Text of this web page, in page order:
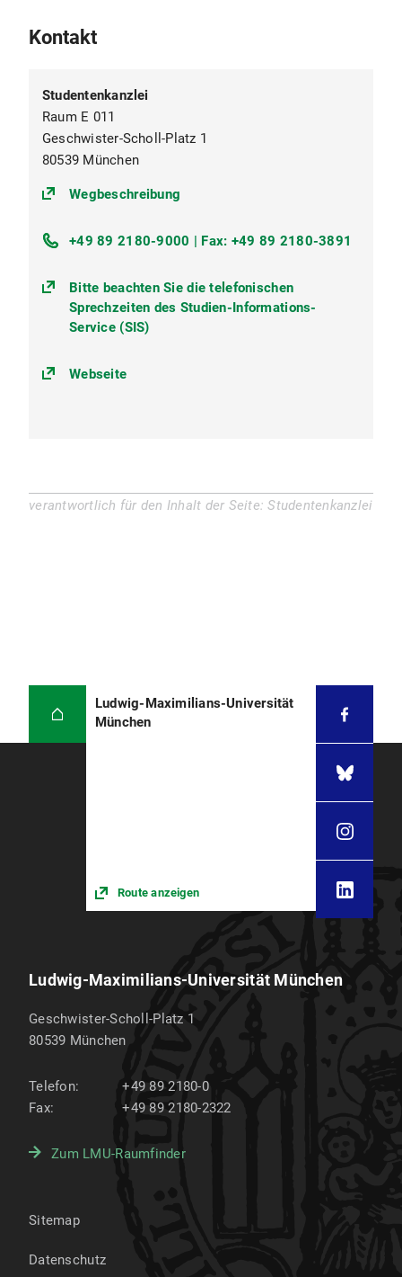
Kontakt
Studentenkanzlei
Raum E 011
Geschwister-Scholl-Platz 1
80539 München
Wegbeschreibung
+49 89 2180-9000 | Fax: +49 89 2180-3891
Bitte beachten Sie die telefonischen
Sprechzeiten des Studien-Informations-
Service (SIS)
Webseite
verantwortlich für den Inhalt der Seite: Studentenkanzlei
Ludwig-Maximilians-Universität
München
Route anzeigen
Ludwig-Maximilians-Universität München
Geschwister-Scholl-Platz 1
80539 München
Telefon:
+49 89 2180-0
Fax:
+49 89 2180-2322
Zum LMU-Raumfinder
Sitemap
Datenschutz